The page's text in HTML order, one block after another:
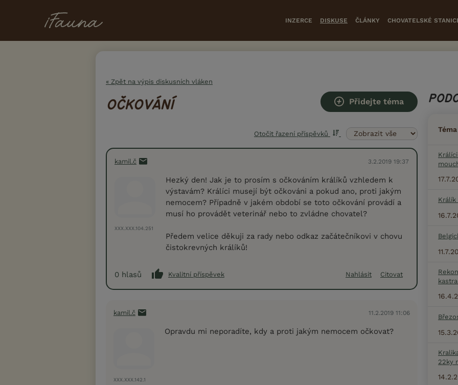
INZERCE DISKUSE ČLÁNKY CHOVATELSKÉ
« Zpět na výpis diskusních vláken
OČKOVÁNÍ Přidejte téma
Otočit řazení příspěvků
kamil.č 3.2.2019 19:37
XXX.XXX.104.251
Hezký den! Jak je to prosím s očkováním králíků vzhledem k
výstavám? Králíci musejí být očkováni a pokud ano, proti jakým
nemocem? Případně v jakém období se toto očkování provádí a
musí ho provádět veterinář nebo to zvládne chovatel?
Předem velice děkuji za rady nebo odkaz začátečníkovi v chovu
čistokrevných králíků!
0 hlasů Kvalitní příspěvek Nahlásit Citovat
kamil.č 11.2.2019 11:06
XXX.XXX.142.1
Opravdu mi neporadíte, kdy a proti jakým nemocem očkovat?
Téma
22ky